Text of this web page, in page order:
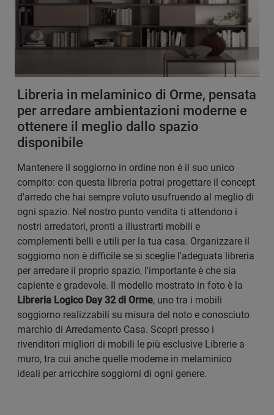
Libreria in melaminico di Orme, pensata
per arredare ambientazioni moderne e
ottenere il meglio dallo spazio
disponibile
Mantenere il soggiorno in ordine non è il suo unico
compito: con questa libreria potrai progettare il concept
d'arredo che hai sempre voluto usufruendo al meglio di
ogni spazio. Nel nostro punto vendita ti attendono i
nostri arredatori, pronti a illustrarti mobili e
complementi belli e utili per la tua casa. Organizzare il
soggiorno non è difficile se si sceglie l'adeguata libreria
per arredare il proprio spazio, l'importante è che sia
capiente e gradevole. Il modello mostrato in foto è la
Libreria Logico Day 32 di Orme, uno tra i mobili
soggiorno realizzabili su misura del noto e conosciuto
marchio di Arredamento Casa. Scopri presso i
rivenditori migliori di mobili le più esclusive Librerie a
muro, tra cui anche quelle moderne in melaminico
ideali per arricchire soggiorni di ogni genere.